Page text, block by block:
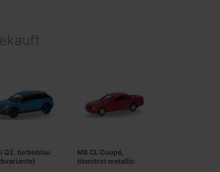
Q2, turboblau
MB CL Coupé,
titanitrot metallic